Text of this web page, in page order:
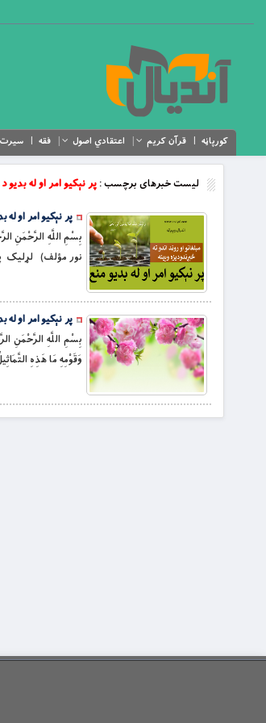
کورپاڼه قرآن کریم اعتقادي اصول فقه سیرت
لیست خبرهای برچسب :پر نېکيو امر او له بديو
پر نېکيو امر او
بِسْمِ اللَّهِ الرَّحْمَنِ
نور مؤلف) لړلیک پر نېکيو امر او له بديو منع. 3 پر
پر نېکيو امر او له
بِسْمِ اللَّهِ الرَّحْمَنِ
وَقَوْمِهِ مَا هَذِهِ التَّمَاثِيلُ الَّتِي أَنتُمْ لَهَا عَاكِفُونَ